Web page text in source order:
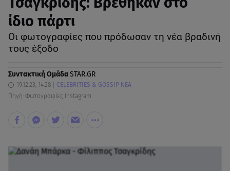
ίδιο πάρτι
Οι φωτογραφίες που πρόδωσαν τη νέα βραδινή
τους έξοδο
Συντακτική ΟμάδαSTAR.GR
19.12.23, 14:28
CELEBRITIES & GOSSIP ΝΕΑ
Πηγή: Φωτογραφίες Instagram